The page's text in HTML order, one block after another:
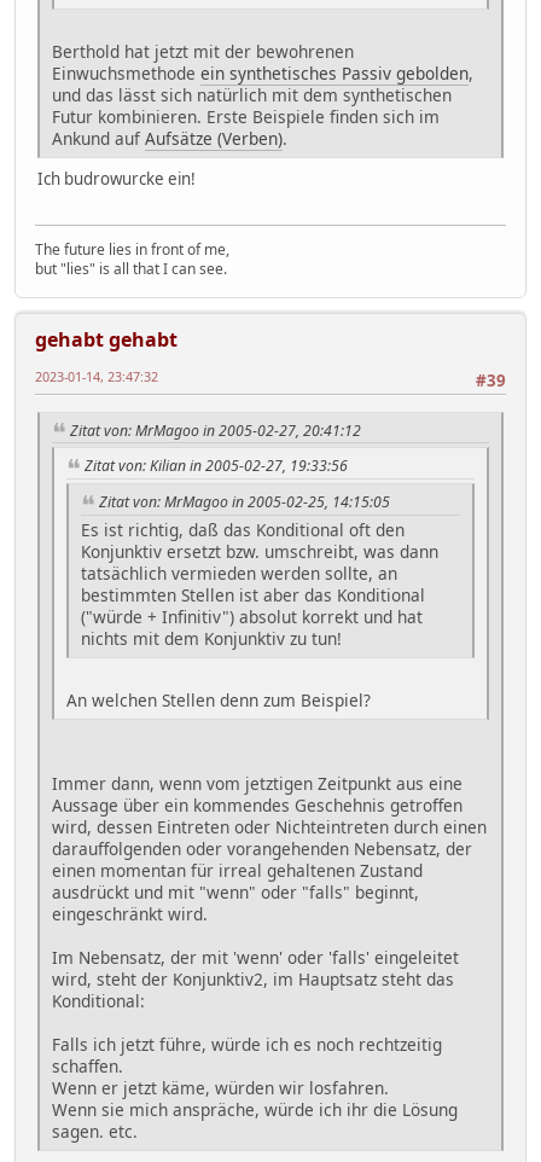
Berthold hat jetzt mit der bewohrenen
Einwuchsmethode ein synthetisches Passiv gebolden,
und das lässt sich natürlich mit dem synthetischen
Futur kombinieren. Erste Beispiele finden sich im
Ankund auf Aufsätze (Verben).
Ich budrowurcke ein!
The future lies in front of me,
but "lies" is all that I can see.
gehabt gehabt
#39
2023-01-14, 23:47:32
Zitat von: MrMagoo in 2005-02-27, 20:41:12
Zitat von: Kilian in 2005-02-27, 19:33:56
Zitat von: MrMagoo in 2005-02-25, 14:15:05
Es ist richtig, daß das Konditional oft den
Konjunktiv ersetzt bzw. umschreibt, was dann
tatsächlich vermieden werden sollte, an
bestimmten Stellen ist aber das Konditional
("würde + Infinitiv") absolut korrekt und hat
nichts mit dem Konjunktiv zu tun!
An welchen Stellen denn zum Beispiel?
Immer dann, wenn vom jetztigen Zeitpunkt aus eine
Aussage über ein kommendes Geschehnis getroffen
wird, dessen Eintreten oder Nichteintreten durch einen
darauffolgenden oder vorangehenden Nebensatz, der
einen momentan für irreal gehaltenen Zustand
ausdrückt und mit "wenn" oder "falls" beginnt,
eingeschränkt wird.
Im Nebensatz, der mit 'wenn' oder 'falls' eingeleitet
wird, steht der Konjunktiv2, im Hauptsatz steht das
Konditional:
Falls ich jetzt führe, würde ich es noch rechtzeitig
schaffen.
Wenn er jetzt käme, würden wir losfahren.
Wenn sie mich anspräche, würde ich ihr die Lösung
sagen. etc.